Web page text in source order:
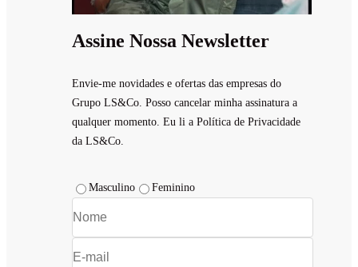
Assine Nossa Newsletter
Envie-me novidades e ofertas das empresas do
Grupo LS&Co. Posso cancelar minha assinatura a
qualquer momento. Eu li a Política de Privacidade
da LS&Co.
Masculino Feminino